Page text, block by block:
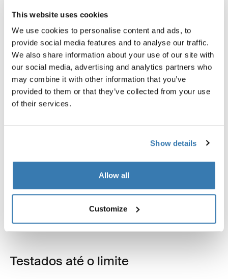
This website uses cookies
We use cookies to personalise content and ads, to
provide social media features and to analyse our traffic.
We also share information about your use of our site with
our social media, advertising and analytics partners who
may combine it with other information that you’ve
provided to them or that they’ve collected from your use
of their services.
Show details
Allow all
Customize
cadeado com cabo TSA
R$ 169,00
capa de chuva universal
mochila
R$ 319,00
Descrição do produto
Toggle techspec
Especificações técnicas
Testados até o limite